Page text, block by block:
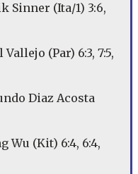
Sinner (Ita/1) 3:6,
(Par) 6:3, 7:5,
Diaz Acosta
Wu (Kit) 6:4, 6:4,